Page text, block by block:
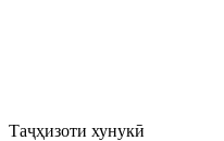
Таҷҳизоти хунукӣ